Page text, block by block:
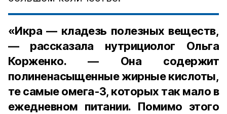
«Икра — кладезь полезных веществ,
— рассказала нутрициолог Ольга
Корженко. — Она содержит
полиненасыщенные жирные кислоты,
те самые омега-3, которых так мало в
ежедневном питании. Помимо этого